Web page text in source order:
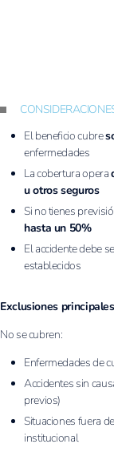
El beneficio cubre
enfermedades
La cobertura opera
u otros seguros
Si no tienes
hasta un 50%
El accidente debe
establecidos
Exclusiones principales
No se cubren:
Enfermedades de
Accidentes sin
previos)
Situaciones fuera
institucional